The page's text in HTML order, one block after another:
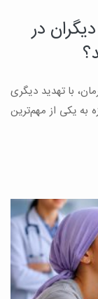
در
با تهدید دیگری
به یکی از مهم‌ترین